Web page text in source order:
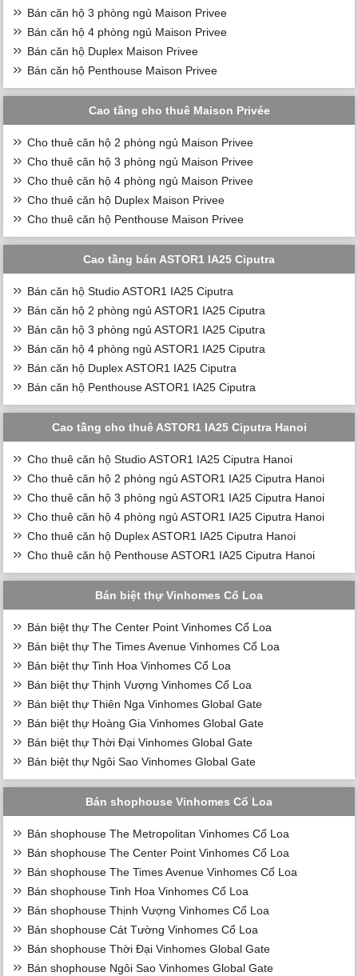
Bán căn hộ 3 phòng ngủ Maison Privee
Bán căn hộ 4 phòng ngủ Maison Privee
Bán căn hộ Duplex Maison Privee
Bán căn hộ Penthouse Maison Privee
Cao tầng cho thuê Maison Privée
Cho thuê căn hộ 2 phòng ngủ Maison Privee
Cho thuê căn hộ 3 phòng ngủ Maison Privee
Cho thuê căn hộ 4 phòng ngủ Maison Privee
Cho thuê căn hộ Duplex Maison Privee
Cho thuê căn hộ Penthouse Maison Privee
Cao tầng bán ASTOR1 IA25 Ciputra
Bán căn hộ Studio ASTOR1 IA25 Ciputra
Bán căn hộ 2 phòng ngủ ASTOR1 IA25 Ciputra
Bán căn hộ 3 phòng ngủ ASTOR1 IA25 Ciputra
Bán căn hộ 4 phòng ngủ ASTOR1 IA25 Ciputra
Bán căn hộ Duplex ASTOR1 IA25 Ciputra
Bán căn hộ Penthouse ASTOR1 IA25 Ciputra
Cao tầng cho thuê ASTOR1 IA25 Ciputra Hanoi
Cho thuê căn hộ Studio ASTOR1 IA25 Ciputra Hanoi
Cho thuê căn hộ 2 phòng ngủ ASTOR1 IA25 Ciputra Hanoi
Cho thuê căn hộ 3 phòng ngủ ASTOR1 IA25 Ciputra Hanoi
Cho thuê căn hộ 4 phòng ngủ ASTOR1 IA25 Ciputra Hanoi
Cho thuê căn hộ Duplex ASTOR1 IA25 Ciputra Hanoi
Cho thuê căn hộ Penthouse ASTOR1 IA25 Ciputra Hanoi
Bán biệt thự Vinhomes Cổ Loa
Bán biệt thự The Center Point Vinhomes Cổ Loa
Bán biệt thự The Times Avenue Vinhomes Cổ Loa
Bán biệt thự Tinh Hoa Vinhomes Cổ Loa
Bán biệt thự Thịnh Vượng Vinhomes Cổ Loa
Bán biệt thự Thiên Nga Vinhomes Global Gate
Bán biệt thự Hoàng Gia Vinhomes Global Gate
Bán biệt thự Thời Đại Vinhomes Global Gate
Bán biệt thự Ngôi Sao Vinhomes Global Gate
Bán shophouse Vinhomes Cổ Loa
Bán shophouse The Metropolitan Vinhomes Cổ Loa
Bán shophouse The Center Point Vinhomes Cổ Loa
Bán shophouse The Times Avenue Vinhomes Cổ Loa
Bán shophouse Tinh Hoa Vinhomes Cổ Loa
Bán shophouse Thịnh Vượng Vinhomes Cổ Loa
Bán shophouse Cát Tường Vinhomes Cổ Loa
Bán shophouse Thời Đại Vinhomes Global Gate
Bán shophouse Ngôi Sao Vinhomes Global Gate